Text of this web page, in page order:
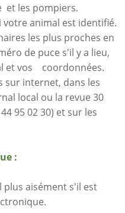
et les pompiers.
animal est identifié.
les plus proches en
de puce s'il y a lieu,
et vos coordonnées.
internet, dans les
local ou la revue 30
95 02 30) et sur les
:
aisément s'il est